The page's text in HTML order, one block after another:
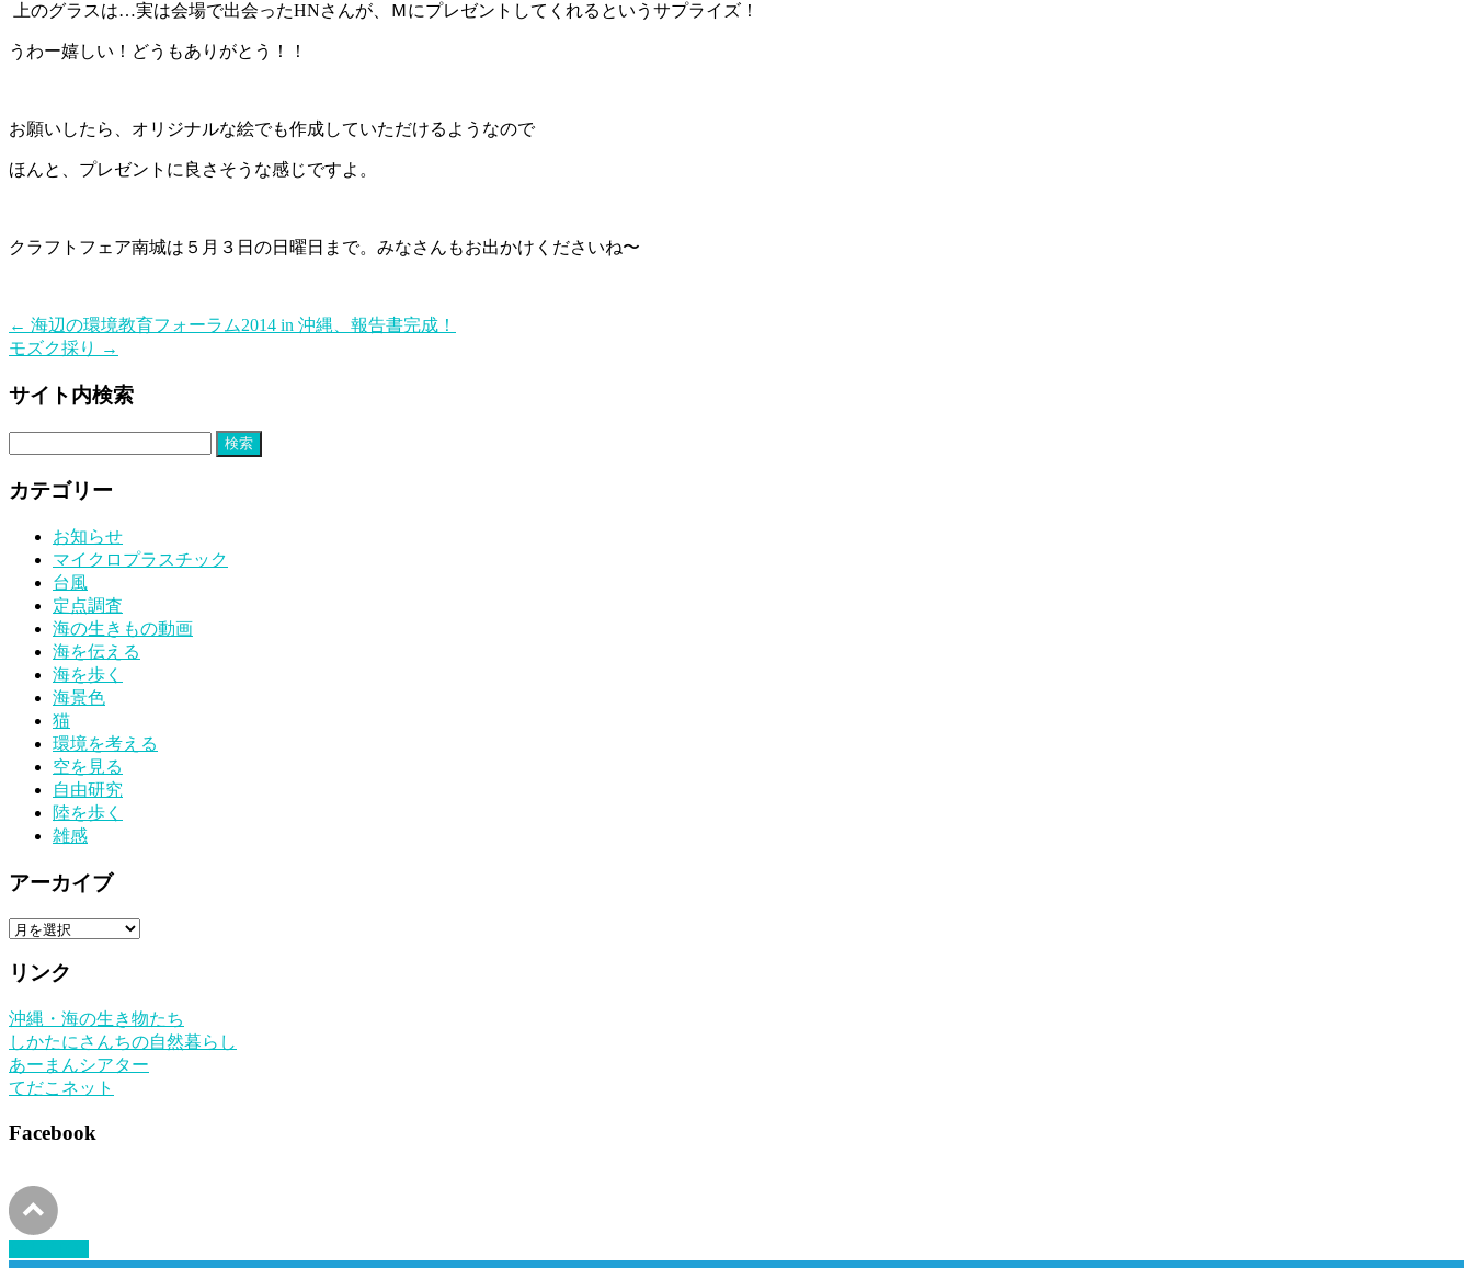
上のグラスは…実は会場で出会ったHNさんが、Ｍにプレゼントしてくれるというサプライズ！
うわー嬉しい！どうもありがとう！！
お願いしたら、オリジナルな絵でも作成していただけるようなので
ほんと、プレゼントに良さそうな感じですよ。
クラフトフェア南城は５月３日の日曜日まで。みなさんもお出かけくださいね〜
← 海辺の環境教育フォーラム2014 in 沖縄、報告書完成！
モズク採り
→
サイト内検索
カテゴリー
お知らせ
マイクロプラスチック
台風
定点調査
海の生きもの動画
海を伝える
海を歩く
海景色
猫
環境を考える
空を見る
自由研究
陸を歩く
雑感
アーカイブ
ア
カ
ブ
リンク
沖縄・海の生き物たち
しかたにさんちの自然暮らし
あーまんシアター
てだこネット
Facebook